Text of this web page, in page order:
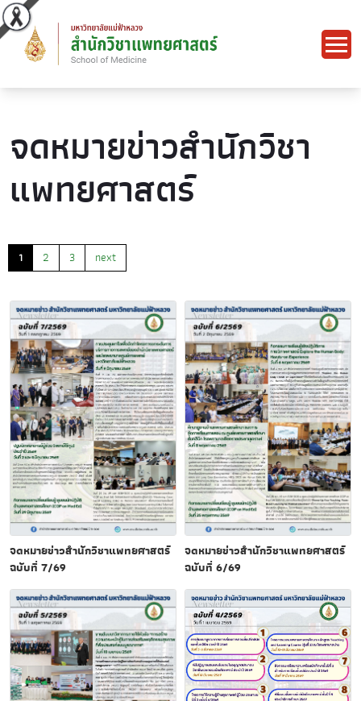
จดหมายข่าวสำนักวิชา
แพทยศาสตร์
1 2 3 next
จดหมายข่าวสำนักวิชาแพทยศาสตร์
ฉบับที่ 7/69
จดหมายข่าวสำนักวิชาแพทยศาสตร์
ฉบับที่ 6/69